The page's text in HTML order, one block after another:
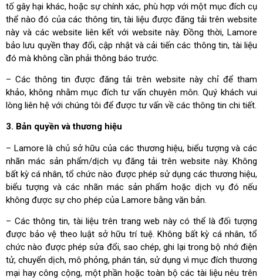
tố gây hại khác, hoặc sự chính xác, phù hợp với một mục đích cụ
thể nào đó của các thông tin, tài liệu được đăng tải trên website
này và các website liên kết với website này. Đồng thời, Lamore
bảo lưu quyền thay đổi, cập nhật và cải tiến các thông tin, tài liệu
đó mà không cần phải thông báo trước.
– Các thông tin được đăng tải trên website này chỉ để tham
khảo, không nhằm mục đích tư vấn chuyên môn. Quý khách vui
lòng liên hệ với chúng tôi để được tư vấn về các thông tin chi tiết.
3. Bản quyền và thương hiệu
– Lamore là chủ sở hữu của các thương hiệu, biểu tượng và các
nhãn mác sản phẩm/dịch vụ đăng tải trên website này. Không
bất kỳ cá nhân, tổ chức nào được phép sử dụng các thương hiệu,
biểu tượng và các nhãn mác sản phẩm hoặc dịch vụ đó nếu
không được sự cho phép của Lamore bằng văn bản.
– Các thông tin, tài liệu trên trang web này có thể là đối tượng
được bảo vệ theo luật sở hữu trí tuệ. Không bất kỳ cá nhân, tổ
chức nào được phép sửa đổi, sao chép, ghi lại trong bộ nhớ điện
tử, chuyển dịch, mô phỏng, phán tán, sử dụng vì mục đích thương
mại hay công cộng, một phần hoặc toàn bộ các tài liệu nêu trên